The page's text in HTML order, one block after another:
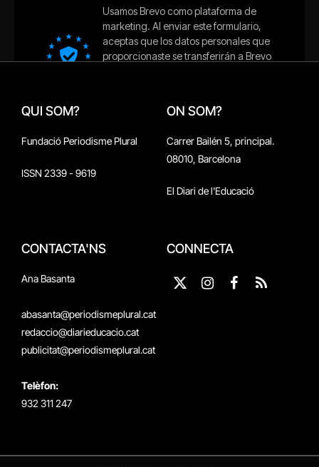
QUI SOM?
Fundació Periodisme Plural
ISSN 2339 - 9619
ON SOM?
Carrer Bailén 5, principal.
08010, Barcelona
El Diari de l'Educació
CONTACTA'NS
Ana Basanta
abasanta@periodismeplural.cat
redaccio@diarieducacio.cat
publicitat@periodismeplural.cat
Telèfon:
932 311 247
CONNECTA
X
Instagram
Facebook
RSS